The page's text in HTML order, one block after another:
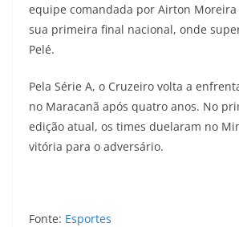
equipe comandada por Airton Moreira
sua primeira final nacional, onde
Pelé.
Pela Série A, o Cruzeiro volta a
no Maracanã após quatro anos. No
edição atual, os times duelaram no
vitória para o adversário.
Fonte: Esportes